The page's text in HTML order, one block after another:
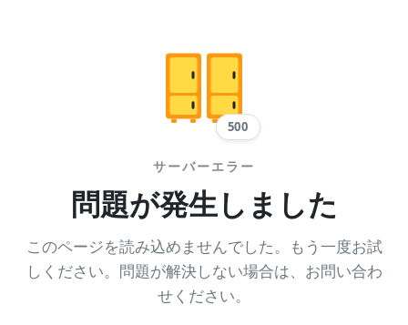
500
サーバーエラー
問題が発生しました
このページを読み込めませんでした。もう一度お試
しください。問題が解決しない場合は、お問い合わ
せください。